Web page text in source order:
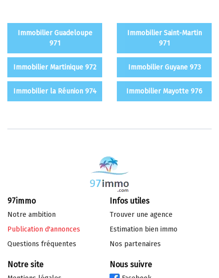
Immobilier Guadeloupe
971
Immobilier Saint-Martin
971
Immobilier Martinique 972 Immobilier Guyane 973
Immobilier la Réunion 974 Immobilier Mayotte 976
97immo
Notre ambition
Publication d'annonces
Questions fréquentes
Infos utiles
Trouver une agence
Estimation bien immo
Nos partenaires
Notre site Nous suivre